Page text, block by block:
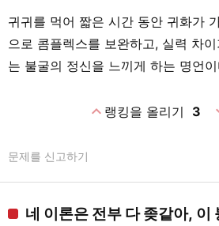
귀귀를 먹어 짧은 시간 동안 귀화가
으로 콤플렉스를 보완하고, 실력 차
는 불굴의 정신을 느끼게 하는 명언
expand_less랭킹을 올리기 3
문제를 신고하기
네 이론은 전부 다 좆같아, 이